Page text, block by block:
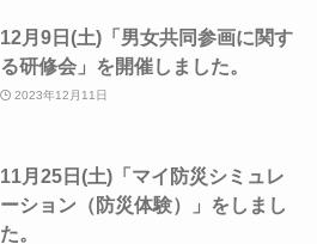
12月9日(土)「男女共同参画に関す
る研修会」を開催しました。
2023年12月11日
11月25日(土)「マイ防災シミュレ
ーション（防災体験）」をしまし
た。